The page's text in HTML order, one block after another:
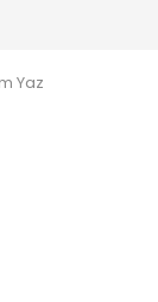
Yaz